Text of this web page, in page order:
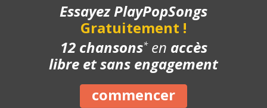
- Structure de la chanson
- Chanson complète
- Playback piano
- Bonus
Essayez PlayPopSongs
Gratuitement !
12 chansons*en accès
libre et sans engagement
commencer